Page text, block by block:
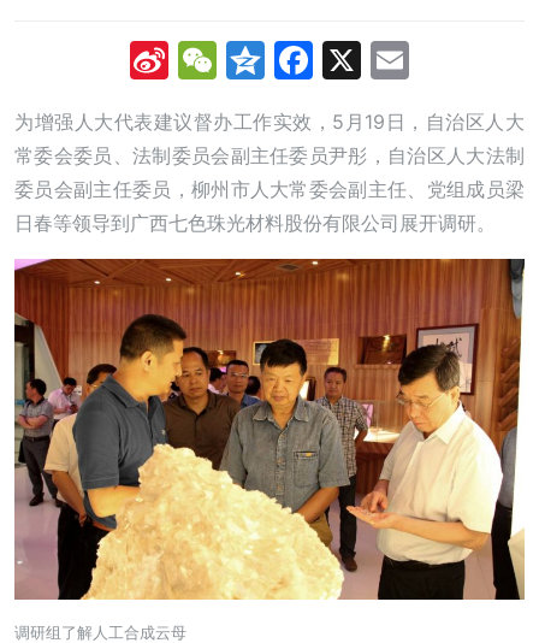
SinaWeChat
Qzone
Facebook
X
为增强人大代表建议督办工作实效，5月19日，自治区人大
常委会委员、法制委员会副主任委员尹彤，自治区人大法制
委员会副主任委员，柳州市人大常委会副主任、党组成员梁
日春等领导到广西七色珠光材料股份有限公司展开调研。
调研组了解人工合成云母